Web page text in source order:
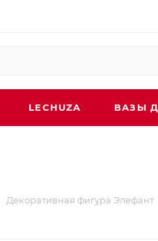
LECHUZA ВАЗЫ
Декоративная фигура Элефант